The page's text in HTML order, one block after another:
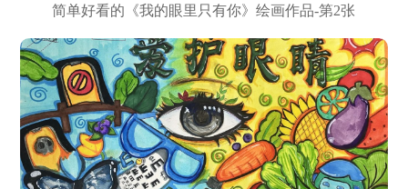
简单好看的《我的眼里只有你》绘画作品-第2张